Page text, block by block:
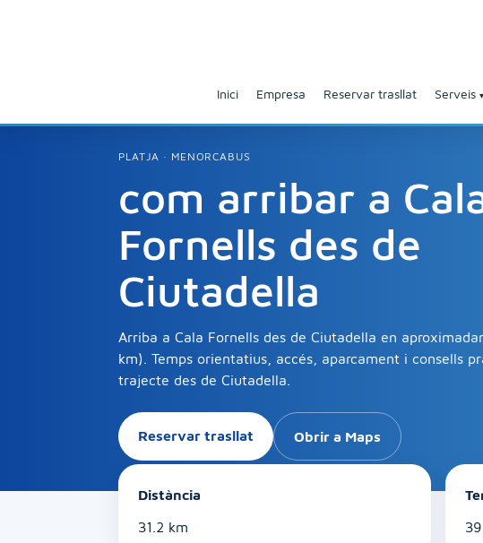
Inici Empresa Reservar trasllat Serveis
PLATJA · MENORCABUS
com arribar a
Fornells des de
Ciutadella
Arriba a Cala Fornells des de Ciutadella en
km). Temps orientatius, accés, aparcament i consells
trajecte des de Ciutadella.
Reservar trasllat Obrir a Maps
Distància
31.2 km